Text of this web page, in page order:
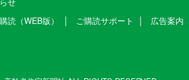
読（WEB版） ご購読サポート 広告案内